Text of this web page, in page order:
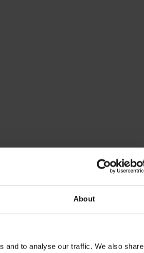
About
and to analyse our traffic. We also share